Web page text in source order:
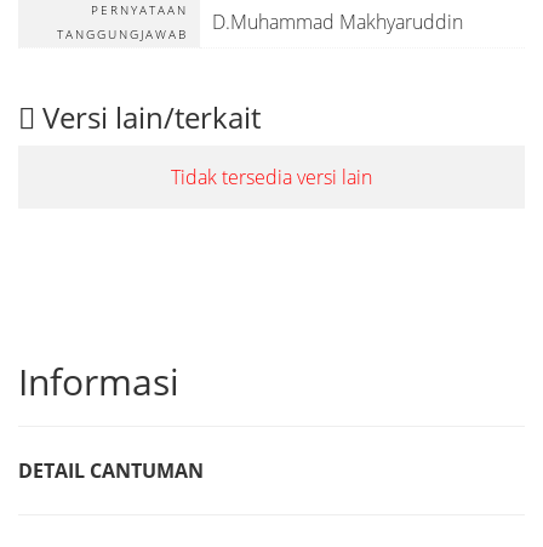
PERNYATAAN
TANGGUNGJAWAB
D.Muhammad Makhyaruddin
Versi lain/terkait
Tidak tersedia versi lain
Informasi
DETAIL CANTUMAN